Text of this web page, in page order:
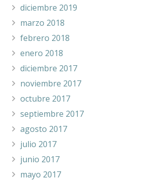
diciembre 2019
marzo 2018
febrero 2018
enero 2018
diciembre 2017
noviembre 2017
octubre 2017
septiembre 2017
agosto 2017
julio 2017
junio 2017
mayo 2017